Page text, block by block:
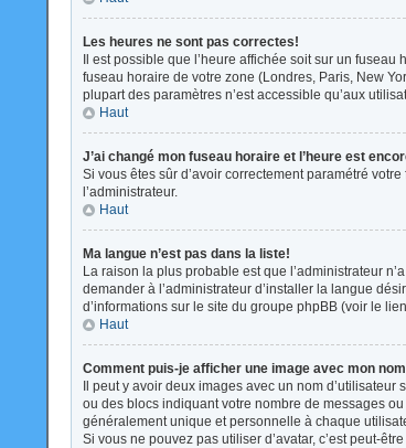
Les heures ne sont pas correctes!
Il est possible que l’heure affichée soit sur un
fuseau horaire de votre zone (Londres, Paris, New
plupart des paramètres n’est accessible qu’aux
Haut
J’ai changé mon fuseau horaire et l’heure est
Si vous êtes sûr d’avoir correctement paramétré
l’administrateur.
Haut
Ma langue n’est pas dans la liste!
La raison la plus probable est que l’administrateur
demander à l’administrateur d’installer la langue
d’informations sur le site du groupe phpBB (voir le
Haut
Comment puis-je afficher une image avec mon
Il peut y avoir deux images avec un nom
ou des blocs indiquant votre nombre de messages
généralement unique et personnelle à chaque
Si vous ne pouvez pas utiliser d’avatar, c’est peut-